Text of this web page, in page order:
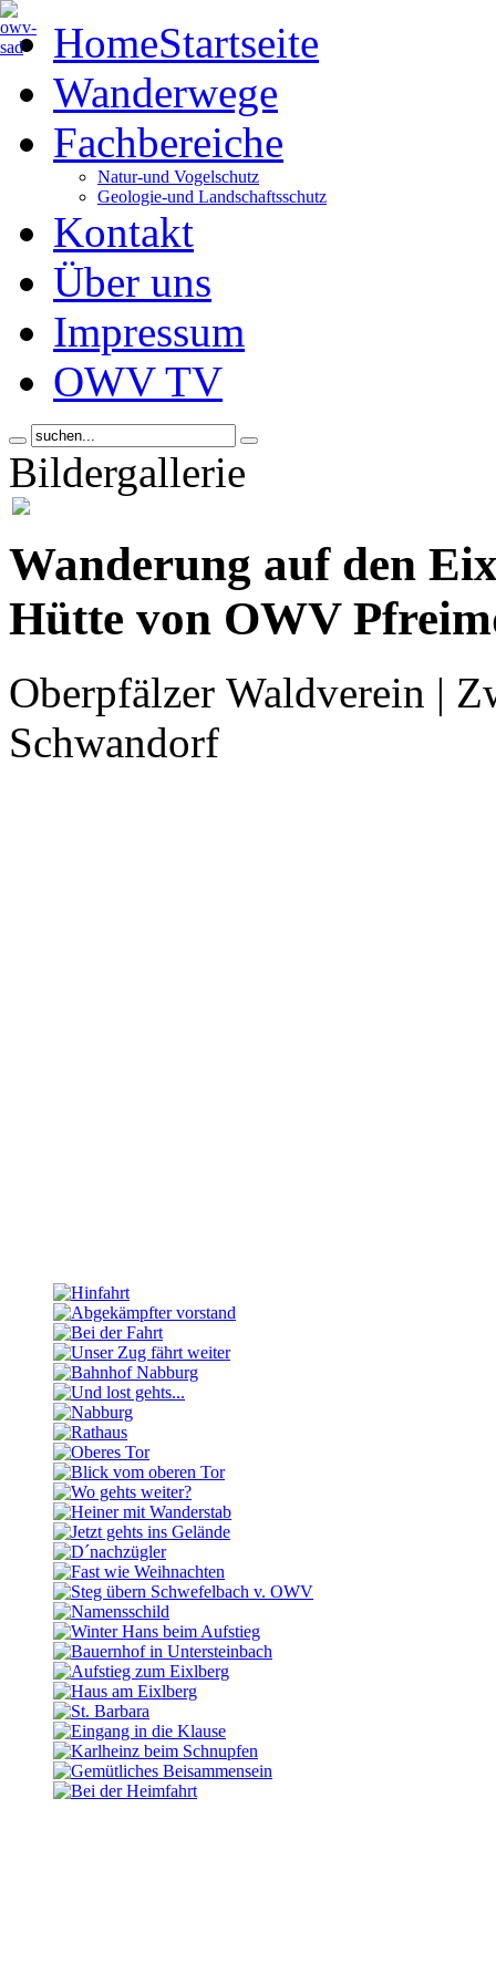
HomeStartseite
Wanderwege
Fachbereiche
Natur-und Vogelschutz
Geologie-und Landschaftsschutz
Kontakt
Über uns
Impressum
OWV TV
Bildergallerie
Wanderung auf den
Hütte von OWV
Oberpfälzer Waldverein |
Schwandorf